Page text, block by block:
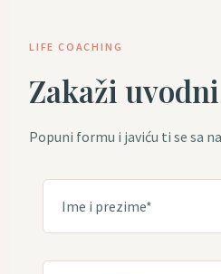
LIFE COACHING
Zakaži
Popuni formu i javiću ti se sa